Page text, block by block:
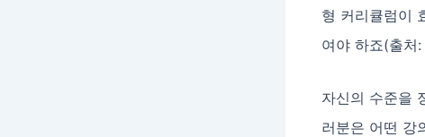
형 커리큘럼이
여야 하죠(출처
자신의 수준을
러분은 어떤 강